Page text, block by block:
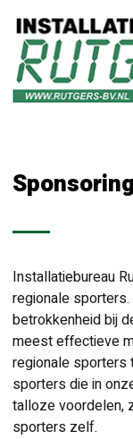
Sponsoring
Installatiebureau
regionale
betrokkenheid bij
meest effectieve
regionale sporters
sporters die in
talloze voordelen,
sporters zelf.